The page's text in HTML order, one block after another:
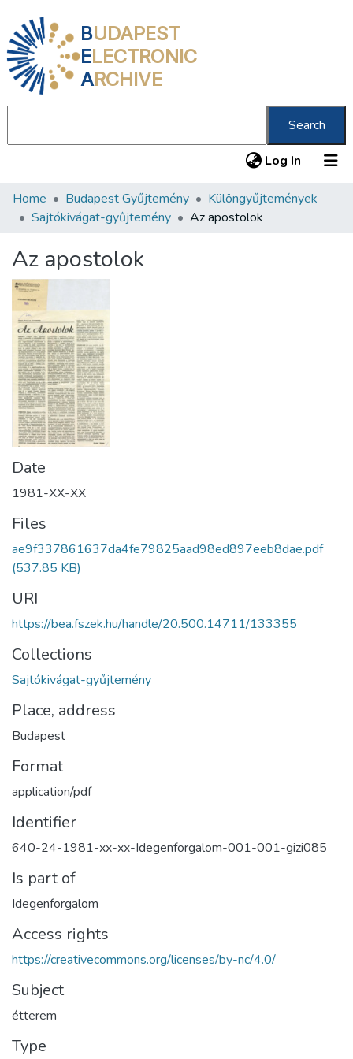
BUDAPEST
ELECTRONIC
ARCHIVE
Search
Log In (current)
Communities & Collections
Statistics
About us
Home Budapest Gyűjtemény
Különgyűjtemények
Sajtókivágat-gyűjtemény
Az apostolok
Az apostolok
Date
1981-XX-XX
Files
ae9f337861637da4fe79825aad98ed897eeb8dae.pdf
(537.85 KB)
URI
https://bea.fszek.hu/handle/20.500.14711/133355
Collections
Sajtókivágat-gyűjtemény
Place, address
Budapest
Format
application/pdf
Identifier
640-24-1981-xx-xx-Idegenforgalom-001-001-gizi085
Is part of
Idegenforgalom
Access rights
https://creativecommons.org/licenses/by-nc/4.0/
Subject
étterem
Type